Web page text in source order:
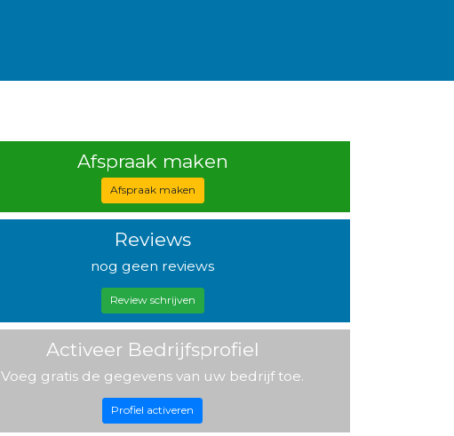
Afspraak maken
Afspraak maken
Reviews
nog geen reviews
Review schrijven
Activeer Bedrijfsprofiel
Voeg gratis de gegevens van uw bedrijf toe.
Profiel activeren